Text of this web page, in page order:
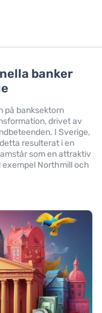
banker
på banksektorn
drivet av
I Sverige,
resulterat i en
som en attraktiv
exempel Northmill och